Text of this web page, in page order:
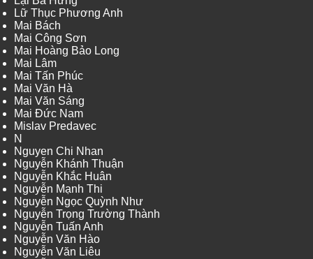
Lữ Thục Phương Anh
Mai Bách
Mai Công Sơn
Mai Hoàng Bảo Long
Mai Lâm
Mai Tấn Phúc
Mai Văn Hà
Mai Văn Sáng
Mai Đức Nam
Mislav Predavec
N
Nguyen Chi Nhan
Nguyễn Khánh Thuận
Nguyễn Khắc Huân
Nguyễn Mạnh Thi
Nguyễn Ngọc Quỳnh Như
Nguyễn Trọng Trường Thành
Nguyễn Tuấn Anh
Nguyễn Văn Hào
Nguyễn Văn Liêu